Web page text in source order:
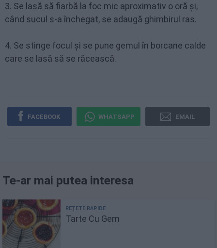
3. Se lasă să fiarbă la foc mic aproximativ o oră şi,
când sucul s-a închegat, se adaugă ghimbirul ras.
4. Se stinge focul şi se pune gemul în borcane calde
care se lasă să se răcească.
FACEBOOK WHATSAPP EMAIL
Te-ar mai putea interesa
Tarte Cu Gem